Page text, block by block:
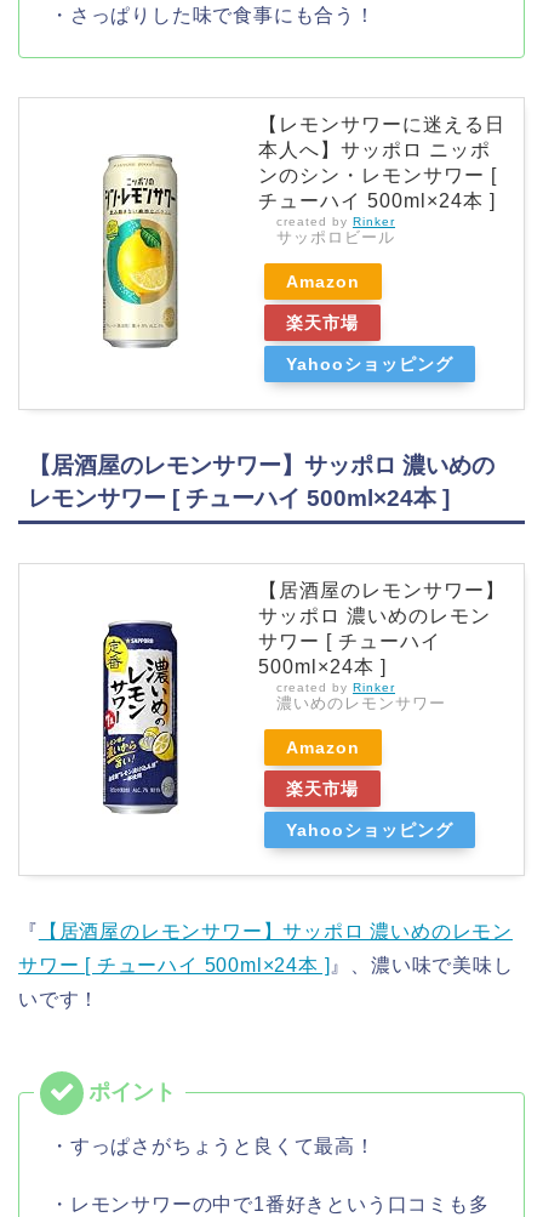
・さっぱりした味で食事にも合う！
【レモンサワーに迷える日
本人へ】サッポロ ニッポ
ンのシン・レモンサワー [
チューハイ 500ml×24本 ]
created by Rinker
サッポロビール
Amazon
楽天市場
Yahooショッピング
【居酒屋のレモンサワー】サッポロ 濃いめの
レモンサワー [ チューハイ 500ml×24本 ]
【居酒屋のレモンサワー】
サッポロ 濃いめのレモン
サワー [ チューハイ
500ml×24本 ]
created by Rinker
濃いめのレモンサワー
Amazon
楽天市場
Yahooショッピング
『
【居酒屋のレモンサワー】サッポロ 濃いめのレモン
サワー [ チューハイ 500ml×24本 ] 』、濃い味で美味し
いです！
・すっぱさがちょうと良くて最高！
・レモンサワーの中で1番好きという口コミも多